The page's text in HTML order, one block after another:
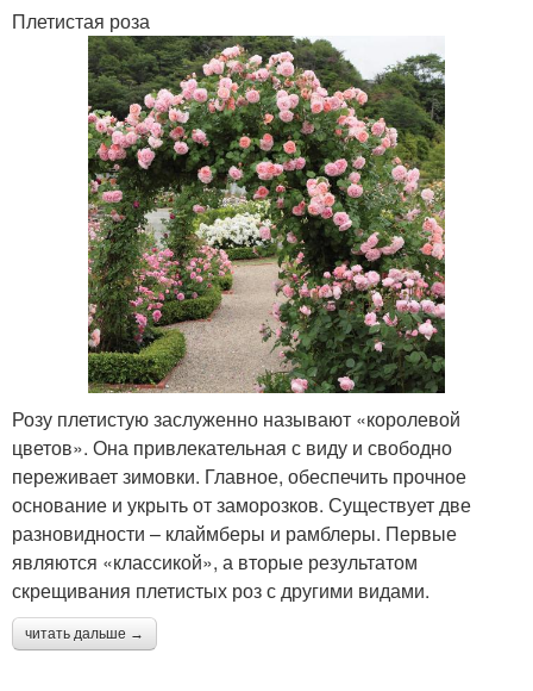
Плетистая роза
Розу плетистую заслуженно называют «королевой
цветов». Она привлекательная с виду и свободно
переживает зимовки. Главное, обеспечить прочное
основание и укрыть от заморозков. Существует две
разновидности – клаймберы и рамблеры. Первые
являются «классикой», а вторые результатом
скрещивания плетистых роз с другими видами.
читать дальше →